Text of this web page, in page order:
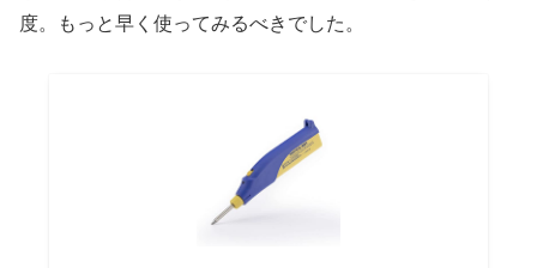
度。もっと早く使ってみるべきでした。